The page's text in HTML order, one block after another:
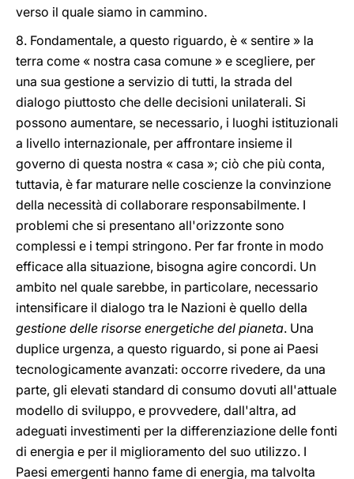
verso il quale siamo in cammino.
8. Fondamentale, a questo riguardo, è « sentire » la
terra come « nostra casa comune » e scegliere, per
una sua gestione a servizio di tutti, la strada del
dialogo piuttosto che delle decisioni unilaterali. Si
possono aumentare, se necessario, i luoghi istituzionali
a livello internazionale, per affrontare insieme il
governo di questa nostra « casa »; ciò che più conta,
tuttavia, è far maturare nelle coscienze la convinzione
della necessità di collaborare responsabilmente. I
problemi che si presentano all'orizzonte sono
complessi e i tempi stringono. Per far fronte in modo
efficace alla situazione, bisogna agire concordi. Un
ambito nel quale sarebbe, in particolare, necessario
intensificare il dialogo tra le Nazioni è quello della
gestione delle risorse energetiche del pianeta. Una
duplice urgenza, a questo riguardo, si pone ai Paesi
tecnologicamente avanzati: occorre rivedere, da una
parte, gli elevati standard di consumo dovuti all'attuale
modello di sviluppo, e provvedere, dall'altra, ad
adeguati investimenti per la differenziazione delle fonti
di energia e per il miglioramento del suo utilizzo. I
Paesi emergenti hanno fame di energia, ma talvolta